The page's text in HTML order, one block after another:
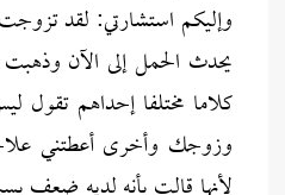
وإليكم استشارتي: لقد
يحدث الحمل إلى الآن
كلاما مختلفا إحداهم تقول
وزوجك وأخرى أعطتني